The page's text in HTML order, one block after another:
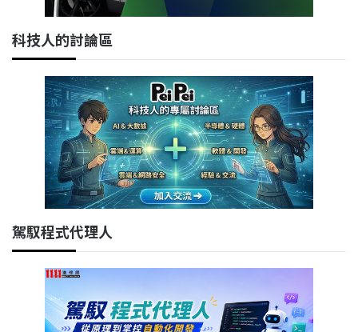
科技人的討論區
駕馭程式代理人